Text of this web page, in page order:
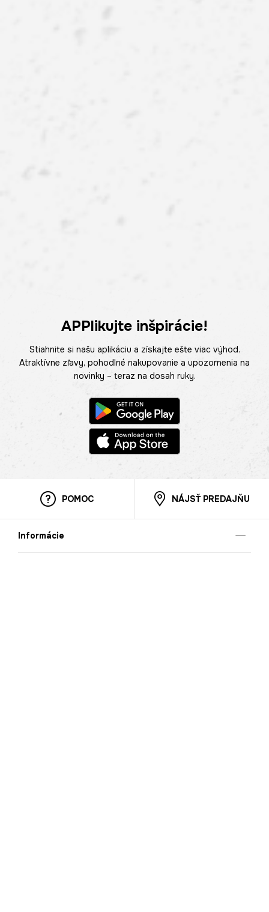
APPlikujte inšpirácie!
Stiahnite si našu aplikáciu a získajte ešte viac výhod.
Atraktívne zľavy, pohodlné nakupovanie a upozornenia na
novinky – teraz na dosah ruky.
POMOC NÁJSŤ PREDAJŇU
Informácie